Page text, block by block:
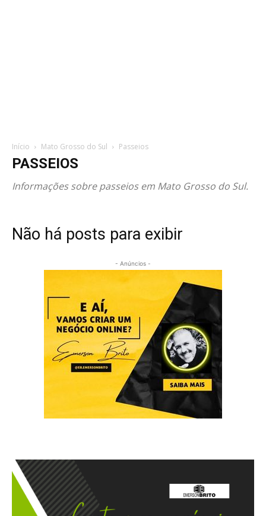
Início Mato Grosso do Sul Passeios
PASSEIOS
Informações sobre passeios em Mato Grosso do Sul.
Não há posts para exibir
- Anúncios -